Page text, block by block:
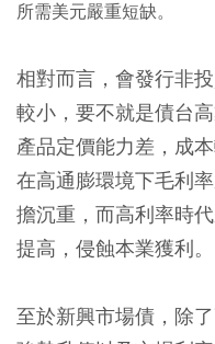
所需美元嚴重短缺。
相對而言，會發行非
較小，要不就是債台
產品定價能力差，成
在高通膨環境下毛利
擔沉重，而高利率時
提高，侵蝕本業獲利。
至於新興市場債，除